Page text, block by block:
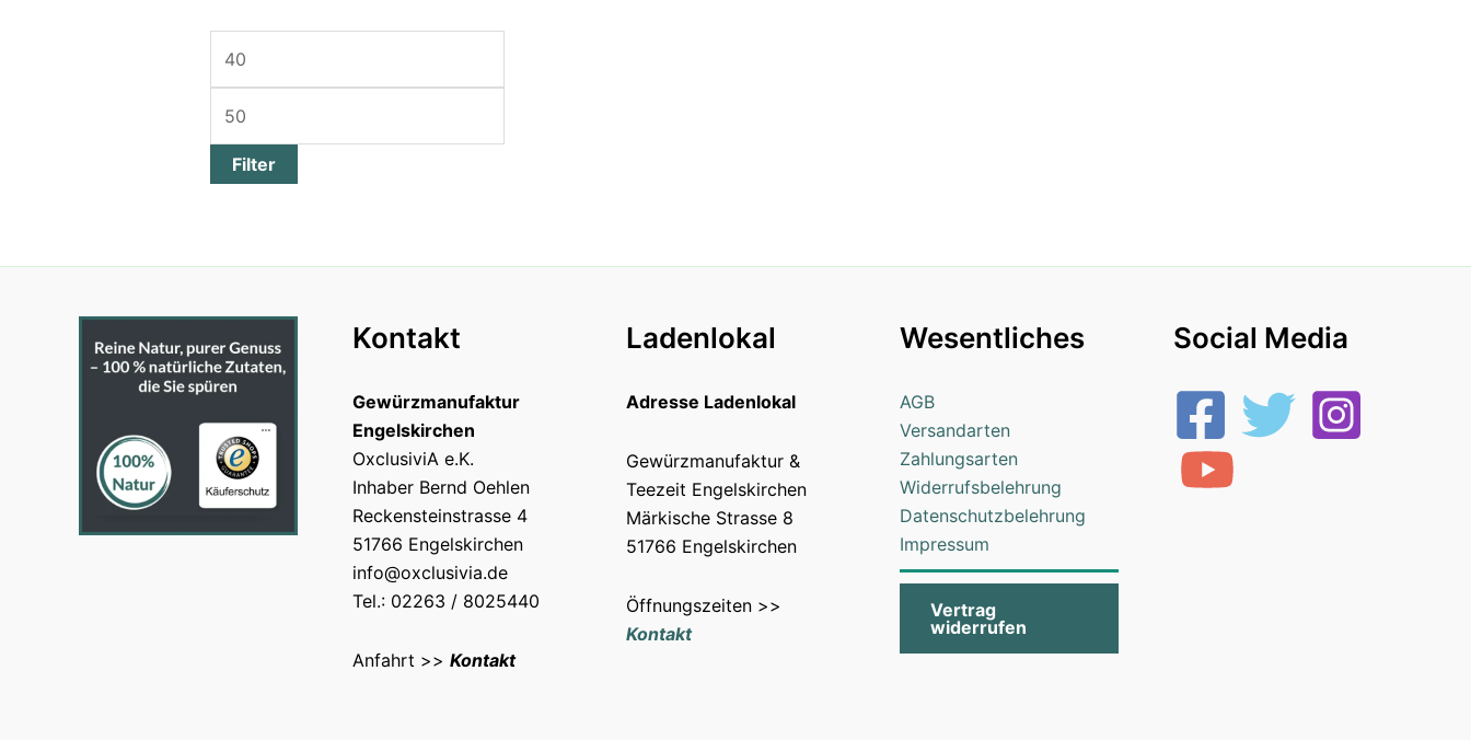
Filter
Kontakt
Gewürzmanufaktur
Engelskirchen
OxclusiviA e.K.
Inhaber Bernd Oehlen
Reckensteinstrasse 4
51766 Engelskirchen
info@oxclusivia.de
Tel.: 02263 / 8025440
Anfahrt >> Kontakt
Ladenlokal
Adresse Ladenlokal
Gewürzmanufaktur &
Teezeit Engelskirchen
Märkische Strasse 8
51766 Engelskirchen
Öffnungszeiten >>
Kontakt
Wesentliches
AGB
Versandarten
Zahlungsarten
Widerrufsbelehrung
Datenschutzbelehrung
Impressum
Vertrag
widerrufen
Social Media